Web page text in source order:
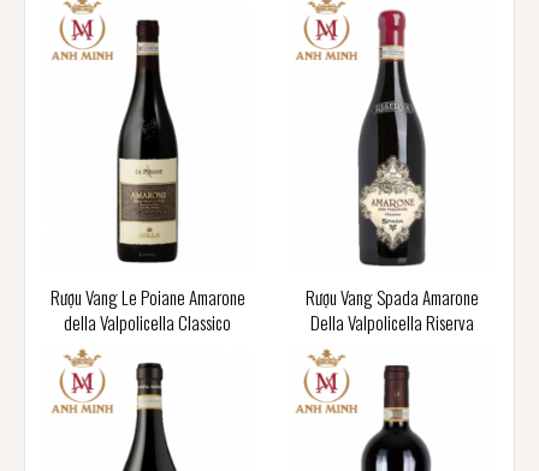
Rượu Vang Le Poiane Amarone
della Valpolicella Classico
Rượu Vang Spada Amarone
Della Valpolicella Riserva